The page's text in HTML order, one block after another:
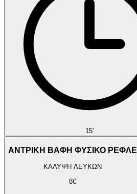
15'
ΑΝΤΡΙΚΗ ΒΑΦΗ ΦΥΣΙΚΟ ΡΕΦΛΕ
ΚΑΛΥΨΗ ΛΕΥΚΩΝ
8€